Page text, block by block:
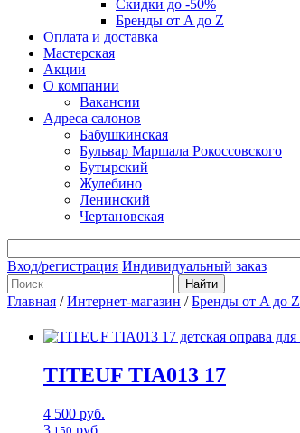
Скидки до -50%
Бренды от A до Z
Оплата и доставка
Мастерская
Акции
О компании
Вакансии
Адреса салонов
Бабушкинская
Бульвар Маршала Рокоссовского
Бутырский
Жулебино
Ленинский
Чертановская
Вход/регистрация Индивидуальный заказ
Главная /Интернет-магазин /Бренды от A до Z
TITEUF TIA013 17
4 500 руб.